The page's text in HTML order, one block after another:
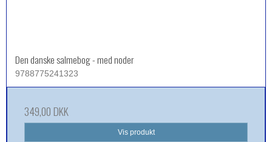
Den danske salmebog - med noder
9788775241323
349,00 DKK
Vis produkt